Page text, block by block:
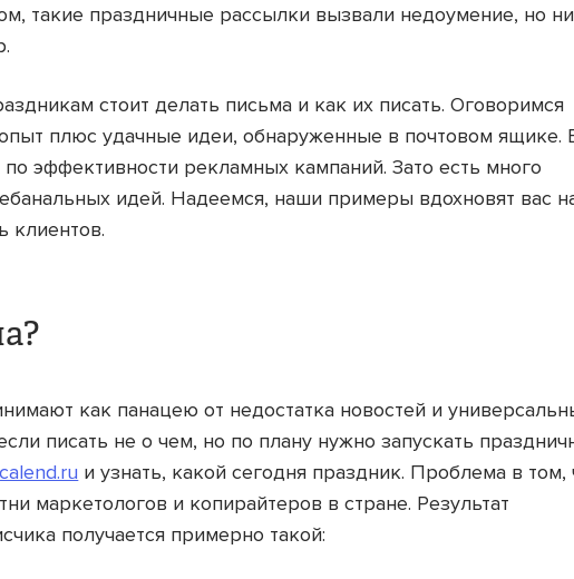
такие праздничные рассылки вызвали недоумение, но
стоит делать письма и как их писать. Оговоримся
плюс удачные идеи, обнаруженные в почтовом ящике.
по эффективности рекламных кампаний. Зато есть много
идей. Надеемся, наши примеры вдохновят вас
клиентов.
как панацею от недостатка новостей и
писать не о чем, но по плану нужно запускать
calend.ru и узнать, какой сегодня праздник. Проблема в том,
маркетологов и копирайтеров в стране. Результат
получается примерно такой: